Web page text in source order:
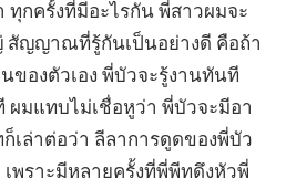
ทุกครั้งที่มีอะไรกัน พี่สาวผมจะ
สัญญาณที่รู้กันเป็นอย่างดี คือถ้า
องตัวเอง พี่บัวจะรู้งานทันที
ผมแทบไม่เชื่อหูว่า พี่บัวจะมีอา
เล่าต่อว่า ลีลาการดูดของพี่บัว
พราะมีหลายครั้งที่พี่พีทดึงหัวพี่